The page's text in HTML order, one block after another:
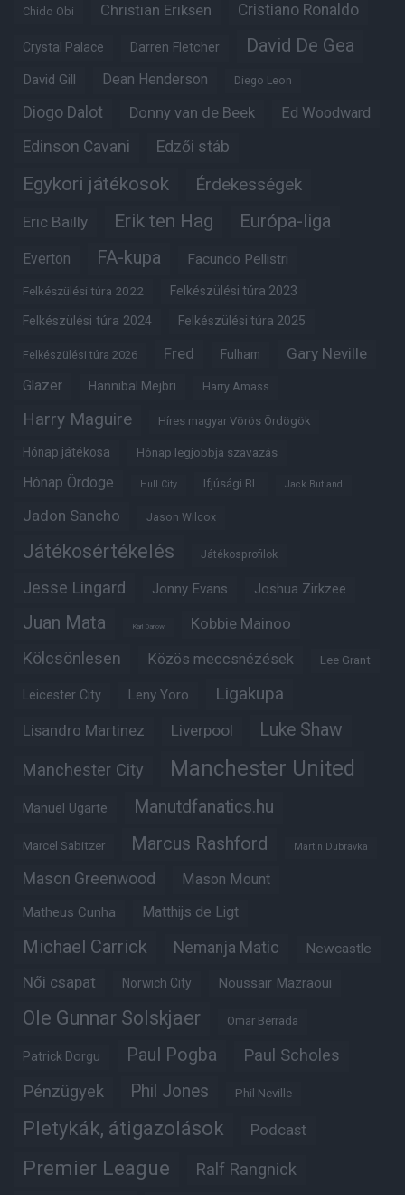
Chido Obi Christian Eriksen Cristiano Ronaldo
Crystal Palace Darren Fletcher David De Gea
David Gill Dean Henderson Diego Leon
Diogo Dalot Donny van de Beek Ed Woodward
Edinson Cavani Edzői stáb
Egykori játékosok Érdekességek
Eric Bailly Erik ten Hag Európa-liga
Everton FA-kupa Facundo Pellistri
Felkészülési túra 2022 Felkészülési túra 2023
Felkészülési túra 2024 Felkészülési túra 2025
Felkészülési túra 2026 Fred Fulham Gary Neville
Glazer Hannibal Mejbri Harry Amass
Harry Maguire Híres magyar Vörös Ördögök
Hónap játékosa Hónap legjobbja szavazás
Hónap Ördöge Hull City Ifjúsági BL Jack Butland
Jadon Sancho Jason Wilcox
Játékosértékelés Játékosprofilok
Jesse Lingard Jonny Evans Joshua Zirkzee
Juan Mata Karl Darlow Kobbie Mainoo
Kölcsönlesen Közös meccsnézések Lee Grant
Leicester City Leny Yoro Ligakupa
Lisandro Martinez Liverpool Luke Shaw
Manchester City Manchester United
Manuel Ugarte Manutdfanatics.hu
Marcel Sabitzer Marcus Rashford Martin Dubravka
Mason Greenwood Mason Mount
Matheus Cunha Matthijs de Ligt
Michael Carrick Nemanja Matic Newcastle
Női csapat Norwich City Noussair Mazraoui
Ole Gunnar Solskjaer Omar Berrada
Patrick Dorgu Paul Pogba Paul Scholes
Pénzügyek Phil Jones Phil Neville
Pletykák, átigazolások Podcast
Premier League Ralf Rangnick